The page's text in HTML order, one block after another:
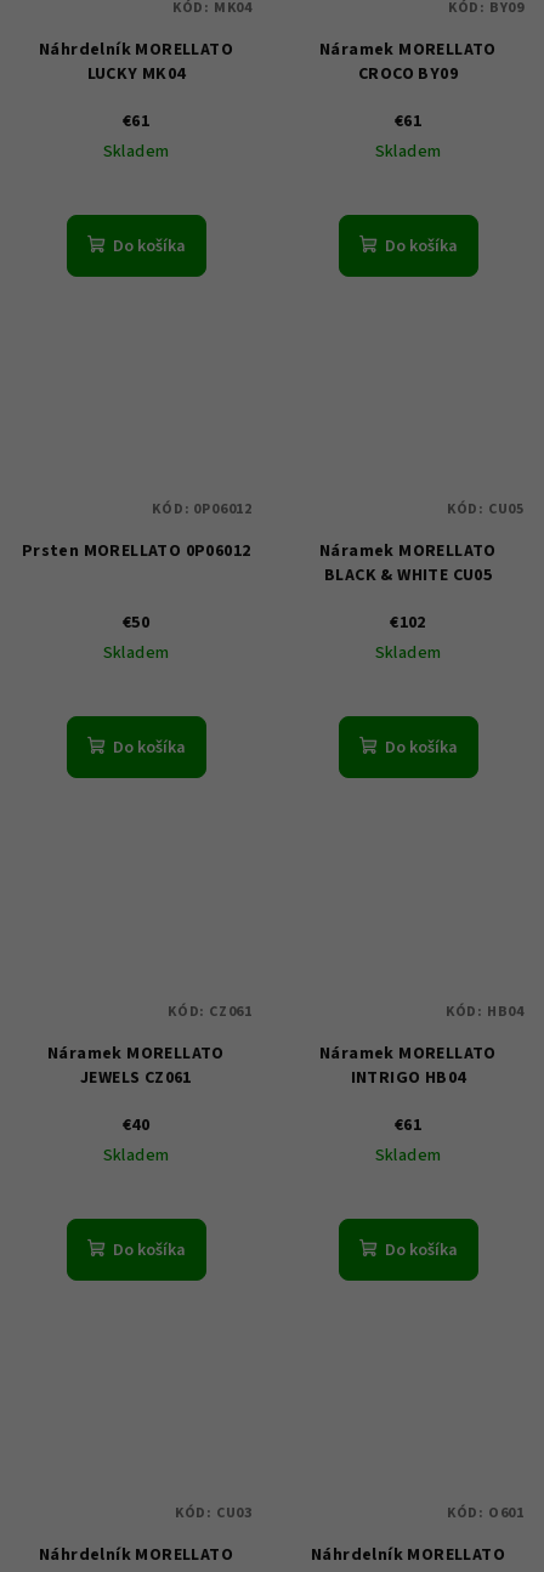
Náhrdelník MORELLATO
LUCKY MK04
€61
Skladem
Do košíka
KÓD: MK04
Náramek MORELLATO
CROCO BY09
€61
Skladem
Do košíka
KÓD: BY09
Prsten MORELLATO 0P06012
€50
Skladem
Do košíka
KÓD: 0P06012
Náramek MORELLATO
BLACK & WHITE CU05
€102
Skladem
Do košíka
KÓD: CU05
Náramek MORELLATO
JEWELS CZ061
€40
Skladem
Do košíka
KÓD: CZ061
Náramek MORELLATO
INTRIGO HB04
€61
Skladem
Do košíka
KÓD: HB04
Náhrdelník MORELLATO
KÓD: CU03
Náhrdelník MORELLATO
KÓD: O601